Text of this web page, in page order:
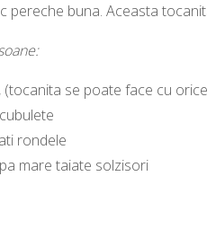
pereche buna. Aceasta
(tocanita se poate face cu
rondele
mare taiate solzisori